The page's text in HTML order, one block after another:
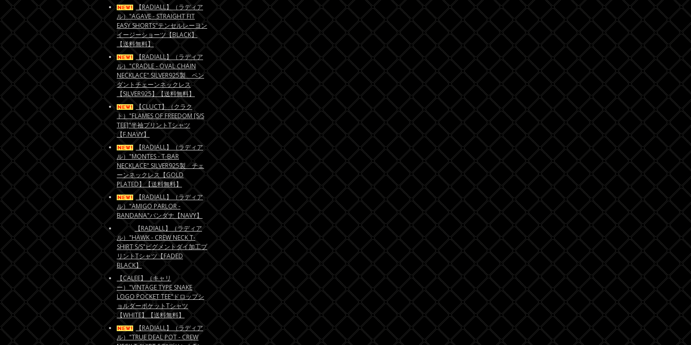
【RADIALL】（ラディア
ル）"AGAVE - STRAIGHT FIT
EASY SHORTS"テンセルレーヨン
イージーショーツ【BLACK】
【送料無料】
【RADIALL】（ラディア
ル）"CRADLE - OVAL CHAIN
NECKLACE" SILVER925製 ペン
ダントチェーンネックレス
【SILVER925】【送料無料】
【CLUCT】（クラク
ト）"FLAMES OF FREEDOM [S/S
TEE]"半袖プリントTシャツ
【F.NAVY】
【RADIALL】（ラディア
ル）"MONTES - T-BAR
NECKLACE" SILVER925製 チェ
ーンネックレス【GOLD
PLATED】【送料無料】
【RADIALL】（ラディア
ル）"AMIGO PARLOR -
BANDANA"バンダナ【NAVY】
【RADIALL】（ラディア
ル）"HAWK - CREW NECK T-
SHIRT S/S"ピグメントダイ加工プ
リントTシャツ【FADED
BLACK】
【CALEE】（キャリ
ー）"VINTAGE TYPE SNAKE
LOGO POCKET TEE"ドロップシ
ョルダーポケットTシャツ
【WHITE】【送料無料】
【RADIALL】（ラディア
ル）"TRUE DEAL POT - CREW